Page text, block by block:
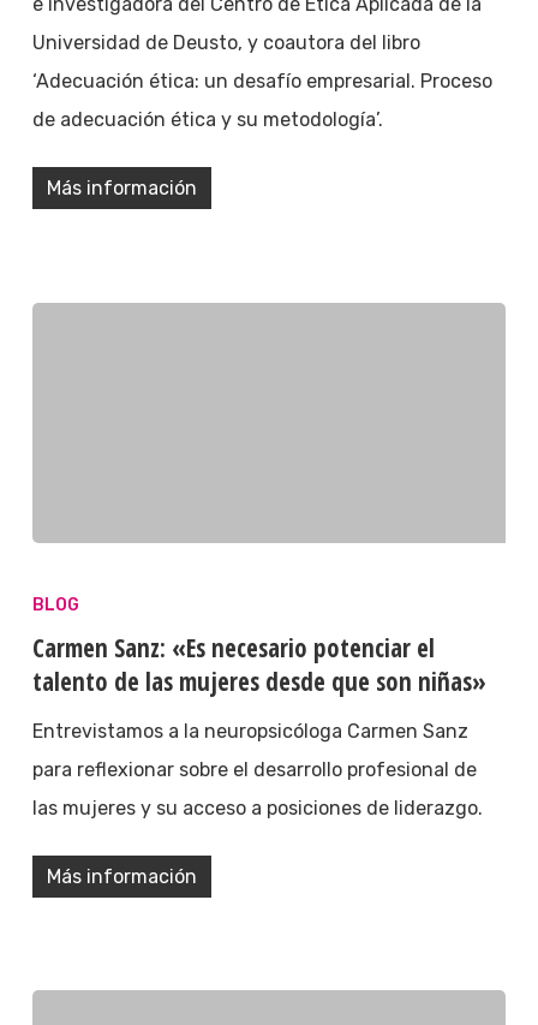
Universidad de Deusto, y coautora del libro
‘Adecuación ética: un desafío empresarial. Proceso
de adecuación ética y su metodología’.
Más información
BLOG
Carmen Sanz: «Es necesario potenciar el
talento de las mujeres desde que son niñas»
Entrevistamos a la neuropsicóloga Carmen Sanz
para reflexionar sobre el desarrollo profesional de
las mujeres y su acceso a posiciones de liderazgo.
Más información